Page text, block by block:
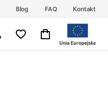
Blog FAQ Kontakt